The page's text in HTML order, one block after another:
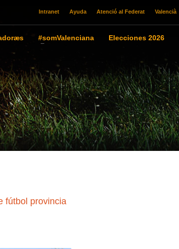
Intranet Ayuda Atenció al Federat Valencià
#somValenciana Elecciones 2026
fútbol provincia